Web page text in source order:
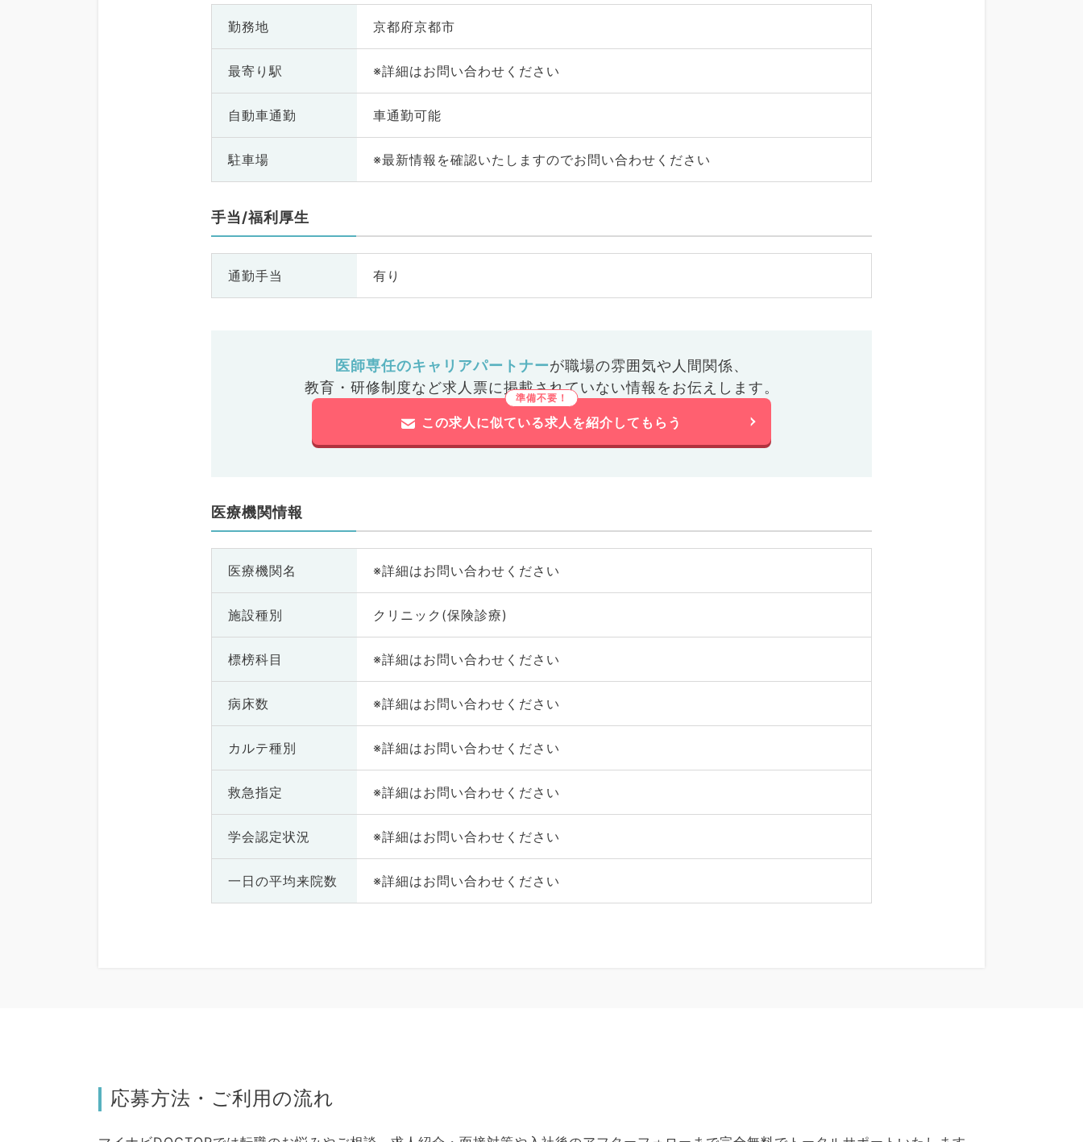
勤務地 京都府京都市
最寄り駅 ※詳細はお問い合わせください
自動車通勤 車通勤可能
駐車場 ※最新情報を確認いたしますのでお問い合わせください
手当/福利厚生
通勤手当 有り
医師専任のキャリアパートナーが職場の雰囲気や人間関係、
教育・研修制度など求人票に掲載されていない情報をお伝えします。
この求人に似ている求人を紹介してもらう
医療機関情報
医療機関名 ※詳細はお問い合わせください
施設種別 クリニック(保険診療)
標榜科目 ※詳細はお問い合わせください
病床数 ※詳細はお問い合わせください
カルテ種別 ※詳細はお問い合わせください
救急指定 ※詳細はお問い合わせください
学会認定状況 ※詳細はお問い合わせください
一日の平均来院数 ※詳細はお問い合わせください
応募方法・ご利用の流れ